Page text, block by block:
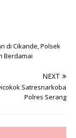
di Cikande, Polsek
Berdamai
NEXT
Satresnarkoba
Polres Serang